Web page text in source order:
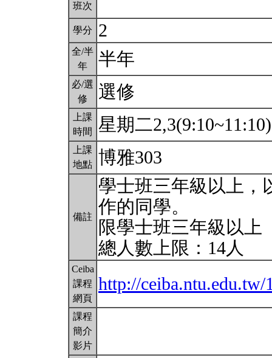
班次
學分 2
全/半
年
半年
必/選
修
選修
上課
時間
星期二
上課
地點 博雅303
備註
學士班三年級以上，
作的同學。
限學士班三年級以上
總人數上限：14人
Ceiba
課程
網頁
http://
課程
簡介
影片